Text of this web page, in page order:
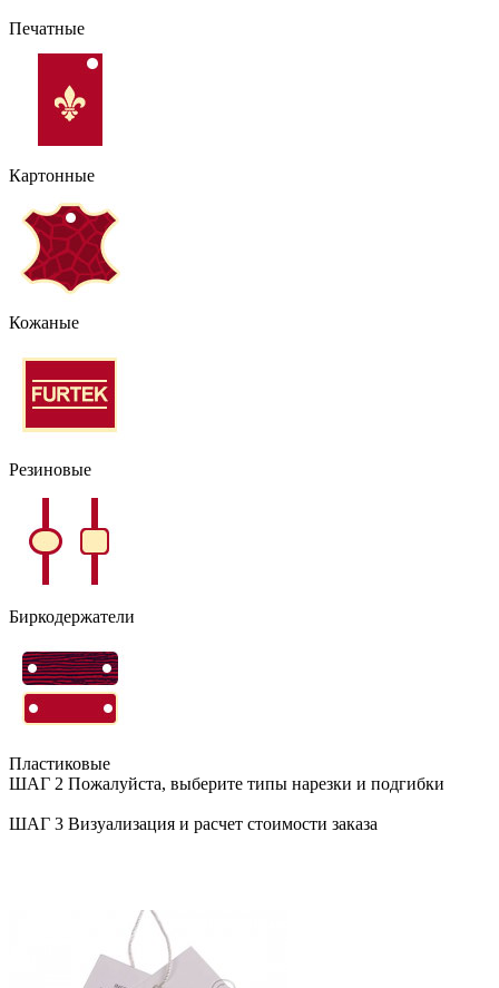
Печатные
Картонные
Кожаные
Резиновые
Биркодержатели
Пластиковые
ШАГ 2 Пожалуйста, выберите типы нарезки и подгибки
ШАГ 3 Визуализация и расчет стоимости заказа